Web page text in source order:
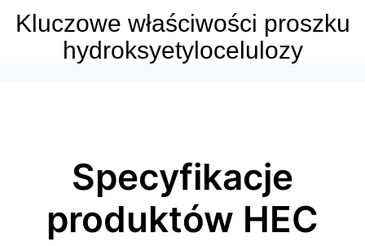
Kluczowe właściwości proszku
hydroksyetylocelulozy
Specyfikacje
produktów HEC